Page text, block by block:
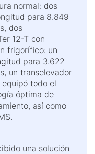
normal: dos
para 8.849
dos
12-T con
frigorífico: un
para 3.622
un transelevador
equipó todo el
óptima de
así como
una solución